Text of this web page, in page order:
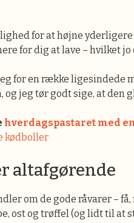
for at højne
for dig at lave – hvilket
for en række ligesindede
og jeg tør godt sige, at den
hverdagspastaret med
kødboller
altafgørende
om de gode råvarer –
ost og trøffel (og lidt til at